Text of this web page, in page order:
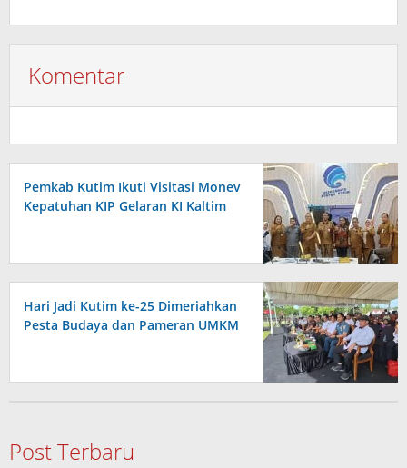
Komentar
Pemkab Kutim Ikuti Visitasi Monev
Kepatuhan KIP Gelaran KI Kaltim
Hari Jadi Kutim ke-25 Dimeriahkan
Pesta Budaya dan Pameran UMKM
Post Terbaru